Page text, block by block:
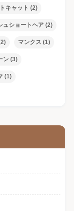
キャット (2)
ュショートヘア(2)
マンクス (1)
ン(3)
(1)